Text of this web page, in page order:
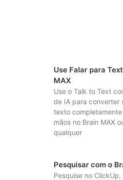
Use Falar para
MAX
Use o Talk to Text
de IA para converter
texto completamente
mãos no Brain MAX
qualquer
Pesquisar com o
Pesquise no